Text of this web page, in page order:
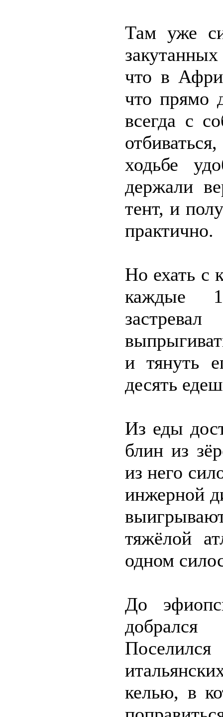
Там уже
что в
что прямо
всегда с
ходьбе
держали
тент, и
практично.
Но ехать с
каждые
и тянуть
десять
Из еды
блин из
из него
инжерной
тяжёлой
одном
До
келью, в